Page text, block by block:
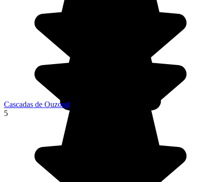
Cascadas de Ouzoud
5